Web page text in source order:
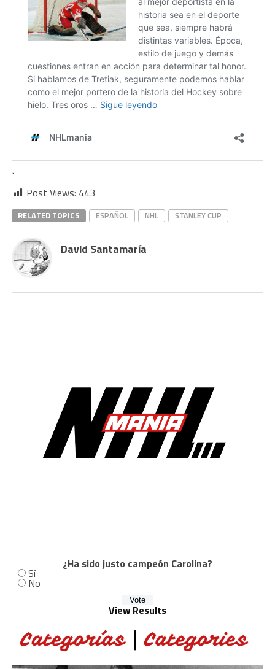
.
Post Views: 443
RELATED TOPICS ESPAÑOL NHL STANLEY CUP
David Santamaría
¿Ha sido justo campeón Carolina?
Sí
No
View Results